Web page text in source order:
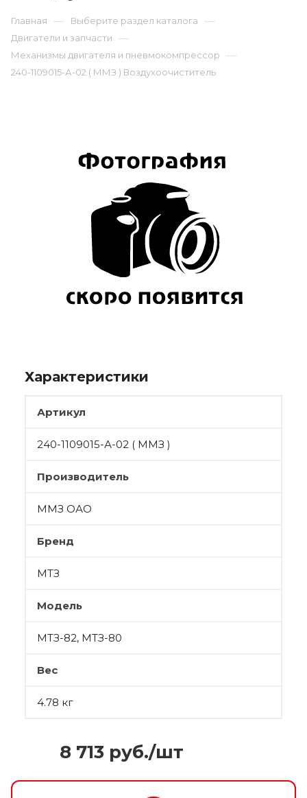
Главная — Выберите раздел каталога —
Двигатели и запчасти —
Механизмы двигателя и пневмокомпрессор —
240-1109015-А-02 ( ММЗ ) Воздухоочиститель
Характеристики
Артикул
240-1109015-А-02 ( ММЗ )
Производитель
ММЗ ОАО
Бренд
МТЗ
Модель
МТЗ-82, МТЗ-80
Вес
4.78 кг
8 713 руб./шт